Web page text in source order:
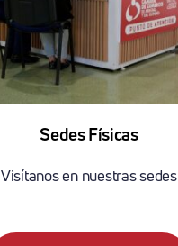
Sedes Físicas
Visítanos en nuestras sedes